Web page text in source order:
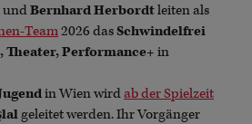
undBernhard Herbordtleiten als
Team2026 dasSchwindelfrei
Theater, Performance+ in
in Wien wirdab der Spielzeit
geleitet werden. Ihr Vorgänger